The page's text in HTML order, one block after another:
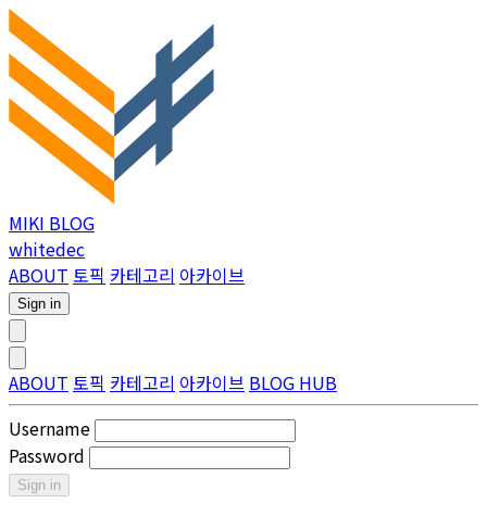
MIKI BLOG
whitedec
ABOUT 토픽 카테고리 아카이브
Sign in
ABOUT 토픽 카테고리 아카이브 BLOG HUB
Username
Password
Sign in